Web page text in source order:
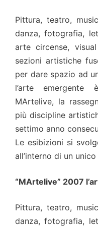
Pittura, teatro,
danza, fotografia,
arte circense,
sezioni artistiche
per dare spazio ad
l’arte emergente
MArtelive, la
più discipline
settimo anno
Le esibizioni si
all’interno di un
“MArtelive” 2007
Pittura, teatro,
danza, fotografia,